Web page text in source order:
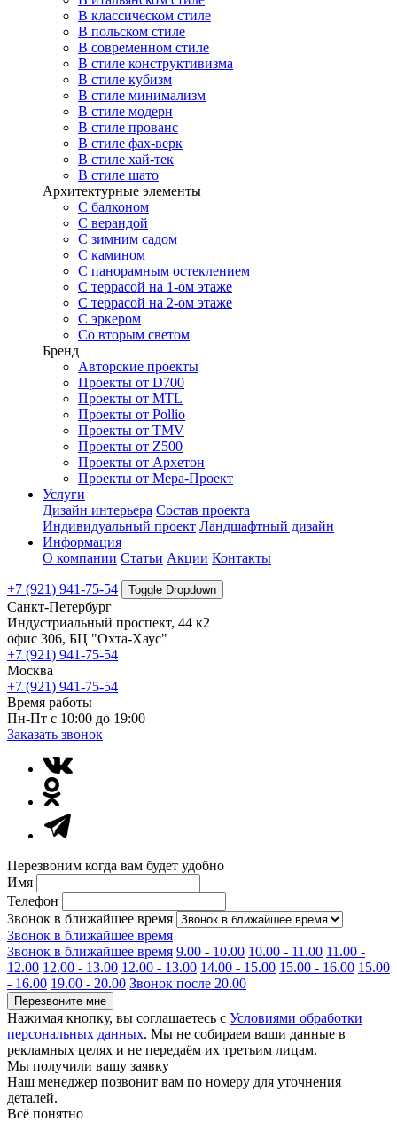
В классическом стиле
В польском стиле
В современном стиле
В стиле конструктивизма
В стиле кубизм
В стиле минимализм
В стиле модерн
В стиле прованс
В стиле фах-верк
В стиле хай-тек
В стиле шато
Архитектурные элементы
С балконом
С верандой
С зимним садом
С камином
С панорамным остеклением
С террасой на 1-ом этаже
С террасой на 2-ом этаже
С эркером
Со вторым светом
Бренд
Авторские проекты
Проекты от D700
Проекты от MTL
Проекты от Pollio
Проекты от TMV
Проекты от Z500
Проекты от Архетон
Проекты от Мера-Проект
Услуги
Дизайн интерьера Состав проекта
Индивидуальный проект Ландшафтный дизайн
Информация
О компании Статьи Акции Контакты
+7 (921) 941-75-54 Toggle Dropdown
Санкт-Петербург
Индустриальный проспект, 44 к2
офис 306, БЦ "Охта-Хаус"
+7 (921) 941-75-54
Москва
+7 (921) 941-75-54
Время работы
Пн-Пт с 10:00 до 19:00
Заказать звонок
Перезвоним когда вам будет удобно
Имя
Телефон
Звонок в ближайшее время
Звонок в ближайшее время
Звонок в ближайшее время 9.00 - 10.00 10.00 - 11.00 11.00 -
12.00 12.00 - 13.00 12.00 - 13.00 14.00 - 15.00 15.00 - 16.00 15.00
- 16.00 19.00 - 20.00 Звонок после 20.00
Перезвоните мне
Нажимая кнопку, вы соглашаетесь с Условиями обработки
персональных данных. Мы не собираем ваши данные в
рекламных целях и не передаём их третьим лицам.
Мы получили вашу заявку
Наш менеджер позвонит вам по номеру для уточнения
деталей.
Всё понятно